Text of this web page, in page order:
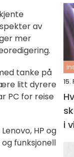
av
mer
tanke på
litt dyrere
PC for reise
HP og
funksjonell
15.
i